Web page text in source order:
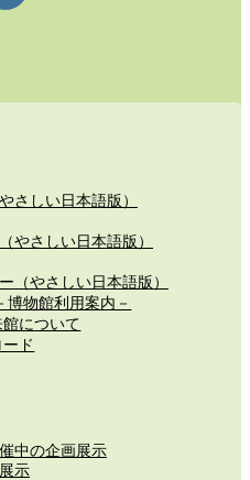
さしい日本語版）
やさしい日本語版）
（やさしい日本語版）
博物館利用案内－
について
ド
中の企画展示
示